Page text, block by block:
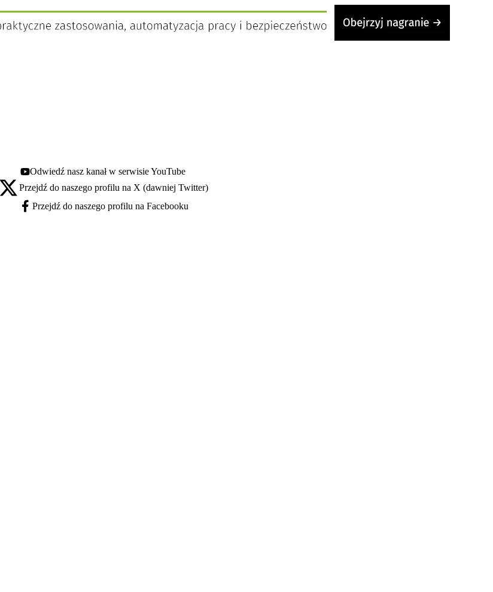
Youtube - otwiera się w nowej karcie
Odwiedź nasz kanał w serwisie YouTube
X - otwiera się w nowej karcie
Przejdź do naszego profilu na X (dawniej Twitter)
Facebook - otwiera się w nowej karcie
Przejdź do naszego profilu na Facebooku